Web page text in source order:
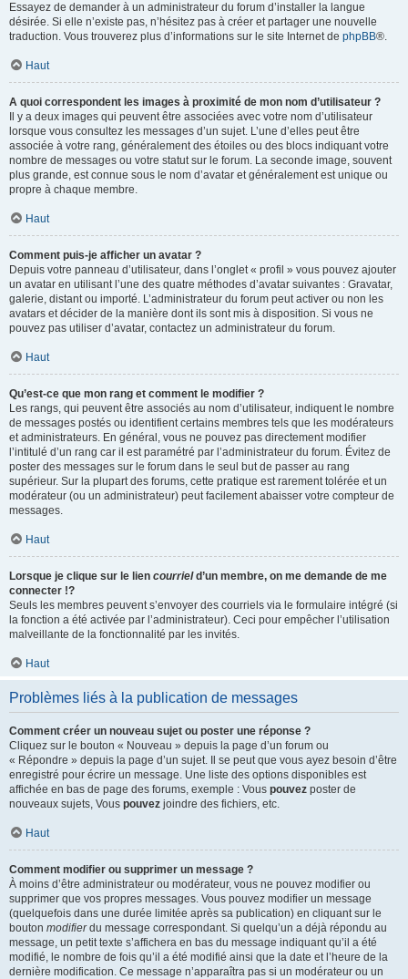
Essayez de demander à un administrateur du forum d’installer la langue
désirée. Si elle n’existe pas, n’hésitez pas à créer et partager une nouvelle
traduction. Vous trouverez plus d’informations sur le site Internet de phpBB®.
Haut
A quoi correspondent les images à proximité de mon nom d’utilisateur ?
Il y a deux images qui peuvent être associées avec votre nom d’utilisateur
lorsque vous consultez les messages d’un sujet. L’une d’elles peut être
associée à votre rang, généralement des étoiles ou des blocs indiquant votre
nombre de messages ou votre statut sur le forum. La seconde image, souvent
plus grande, est connue sous le nom d’avatar et généralement est unique ou
propre à chaque membre.
Haut
Comment puis-je afficher un avatar ?
Depuis votre panneau d’utilisateur, dans l’onglet « profil » vous pouvez ajouter
un avatar en utilisant l’une des quatre méthodes d’avatar suivantes : Gravatar,
galerie, distant ou importé. L’administrateur du forum peut activer ou non les
avatars et décider de la manière dont ils sont mis à disposition. Si vous ne
pouvez pas utiliser d’avatar, contactez un administrateur du forum.
Haut
Qu’est-ce que mon rang et comment le modifier ?
Les rangs, qui peuvent être associés au nom d’utilisateur, indiquent le nombre
de messages postés ou identifient certains membres tels que les modérateurs
et administrateurs. En général, vous ne pouvez pas directement modifier
l’intitulé d’un rang car il est paramétré par l’administrateur du forum. Évitez de
poster des messages sur le forum dans le seul but de passer au rang
supérieur. Sur la plupart des forums, cette pratique est rarement tolérée et un
modérateur (ou un administrateur) peut facilement abaisser votre compteur de
messages.
Haut
Lorsque je clique sur le lien courrield’un membre, on me demande de me
connecter !?
Seuls les membres peuvent s’envoyer des courriels via le formulaire intégré (si
la fonction a été activée par l’administrateur). Ceci pour empêcher l’utilisation
malveillante de la fonctionnalité par les invités.
Haut
Problèmes liés à la publication de messages
Comment créer un nouveau sujet ou poster une réponse ?
Cliquez sur le bouton « Nouveau » depuis la page d’un forum ou
« Répondre » depuis la page d’un sujet. Il se peut que vous ayez besoin d’être
enregistré pour écrire un message. Une liste des options disponibles est
affichée en bas de page des forums, exemple : Vous pouvez poster de
nouveaux sujets, Vous pouvez joindre des fichiers, etc.
Haut
Comment modifier ou supprimer un message ?
À moins d’être administrateur ou modérateur, vous ne pouvez modifier ou
supprimer que vos propres messages. Vous pouvez modifier un message
(quelquefois dans une durée limitée après sa publication) en cliquant sur le
bouton modifierdu message correspondant. Si quelqu’un a déjà répondu au
message, un petit texte s’affichera en bas du message indiquant qu’il a été
modifié, le nombre de fois qu’il a été modifié ainsi que la date et l’heure de la
dernière modification. Ce message n’apparaîtra pas si un modérateur ou un